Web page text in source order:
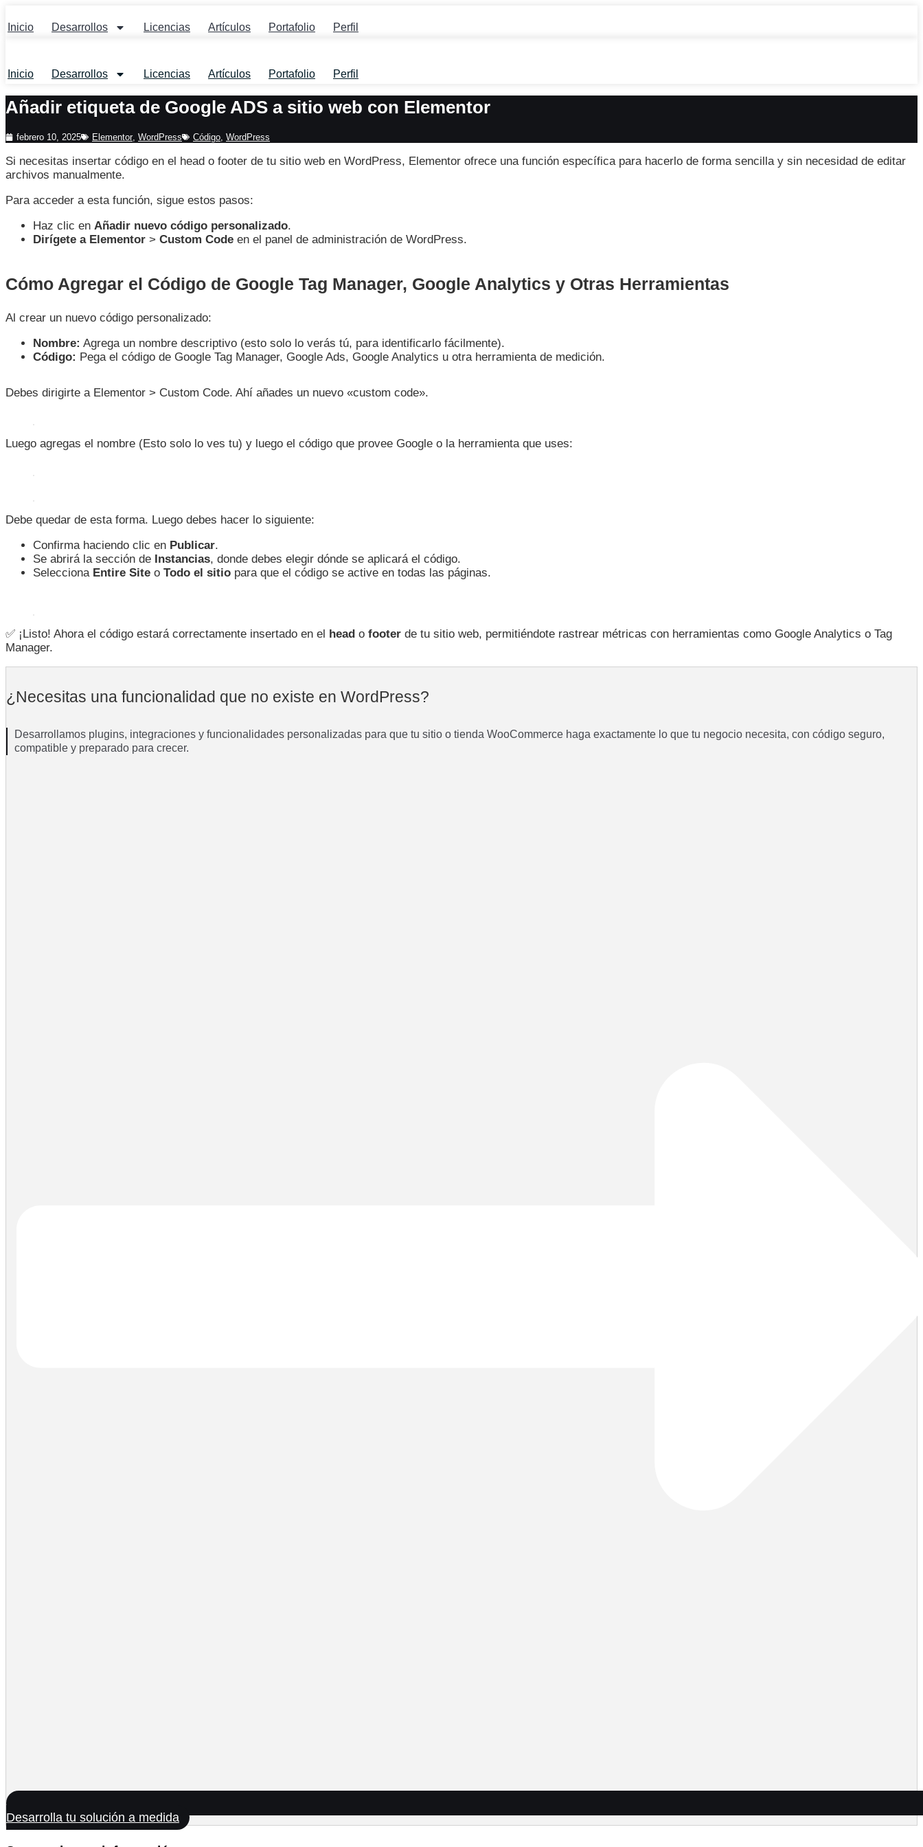
al
contenido
Inicio Desarrollos Licencias Artículos Portafolio Perfil
Inicio Desarrollos Licencias Artículos Portafolio Perfil
Añadir etiqueta de Google ADS a sitio web con Elementor
febrero 10, 2025 Elementor, WordPress Código WordPress
Si necesitas insertar código en el head o footer de tu sitio web en WordPress, Elementor ofrece una función específica para hacerlo de forma sencilla y sin necesidad de editar
archivos manualmente.
Para acceder a esta función, sigue estos pasos:
Haz clic en Añadir nuevo código personalizado.
Dirígete a Elementor > Custom Code en el panel de administración de WordPress.
Cómo Agregar el Código de Google Tag Manager, Google Analytics y Otras Herramientas
Al crear un nuevo código personalizado:
Nombre: Agrega un nombre descriptivo (esto solo lo verás tú, para identificarlo fácilmente).
Código: Pega el código de Google Tag Manager, Google Ads, Google Analytics u otra herramienta de medición.
Debes dirigirte a Elementor > Custom Code. Ahí añades un nuevo «custom code».
Luego agregas el nombre (Esto solo lo ves tu) y luego el código que provee Google o la herramienta que uses:
Debe quedar de esta forma. Luego debes hacer lo siguiente:
Confirma haciendo clic en Publicar.
Se abrirá la sección de Instancias, donde debes elegir dónde se aplicará el código.
Selecciona Entire Site o Todo el sitio para que el código se active en todas las páginas.
✅ ¡Listo! Ahora el código estará correctamente insertado en el head o footer de tu sitio web, permitiéndote rastrear métricas con herramientas como Google Analytics o Tag
Manager.
¿Necesitas una funcionalidad que no existe en WordPress?
Desarrollamos plugins, integraciones y funcionalidades personalizadas para que tu sitio o tienda WooCommerce haga exactamente lo que tu negocio necesita, con código seguro,
compatible y preparado para crecer.
Desarrolla tu solución a medida